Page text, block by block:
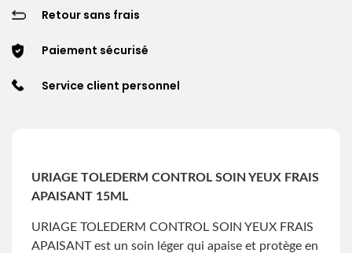
Retour sans frais
Paiement sécurisé
Service client personnel
URIAGE TOLEDERM CONTROL SOIN YEUX FRAIS
APAISANT 15ML
URIAGE TOLEDERM CONTROL SOIN YEUX FRAIS
APAISANT est un soin léger qui apaise et protège en